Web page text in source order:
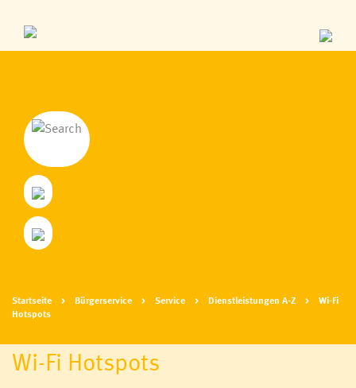
Dienstleistungen A-Z
Bürgermeldungen auf CITIES
Anträge, Formulare
Elektronischer Zustelldienst
Abgaben, Tarife, Gebühren
Gemeindeblatt, Impulse
WhatsApp-Service
Startseite Bürgerservice Service Dienstleistungen A-Z
Wi-Fi
Hotspots
Wi-Fi Hotspots